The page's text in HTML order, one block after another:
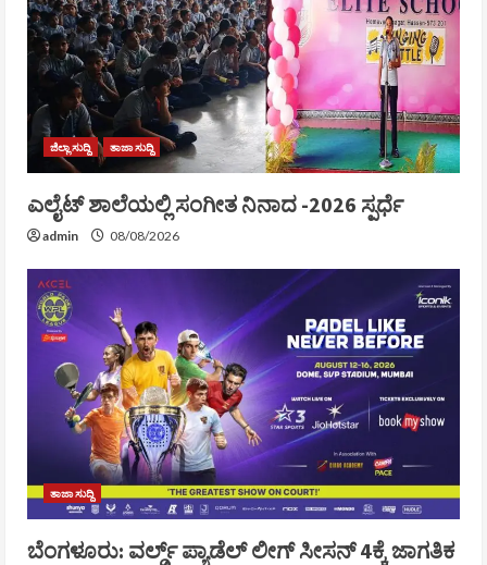
ಜಿಲ್ಲಾ ಸುದ್ದಿ ತಾಜಾ ಸುದ್ದಿ
ಎಲೈಟ್ ಶಾಲೆಯಲ್ಲಿ ಸಂಗೀತ ನಿನಾದ -2026 ಸ್ಪರ್ಧೆ
admin 08/08/2026
ತಾಜಾ ಸುದ್ದಿ
ಬೆಂಗಳೂರು: ವರ್ಲ್ಡ್ ಪ್ಯಾಡೆಲ್ ಲೀಗ್ ಸೀಸನ್ 4ಕ್ಕೆ ಜಾಗತಿಕ